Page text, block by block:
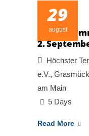
29
august
Tennis
2.
Höchster
e.V.,
am Main
5 Days
Read More